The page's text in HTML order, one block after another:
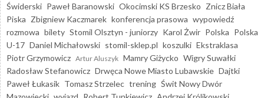
Świderski Paweł Baranowski Okocimski KS Brzesko Znicz Biała
Piska Zbigniew Kaczmarek konferencja prasowa wypowiedź
rozmowa bilety Stomil Olsztyn - juniorzy Karol Żwir Polska Polska
U-17 Daniel Michałowski stomil-sklep.pl koszulki Ekstraklasa
Piotr Grzymowicz Artur Aluszyk Mamry Giżycko Wigry Suwałki
Radosław Stefanowicz Drwęca Nowe Miasto Lubawskie Dajtki
Paweł Łukasik Tomasz Strzelec trening Świt Nowy Dwór